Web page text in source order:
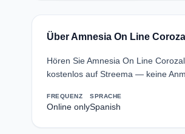
Über Amnesia On Line Corozal
Hören Sie Amnesia On Line
kostenlos auf Streema — keine
FREQUENZ
Online only
SPRACHE
Spanish